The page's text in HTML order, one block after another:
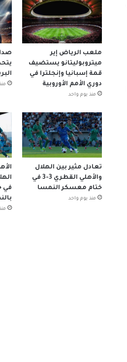
ملعب الرياض إير
ميتروبوليتانو يستضيف
قمة إسبانيا وإنجلترا في
دوري الأمم الأوروبية
منذ يوم واحد
تعادل مثير بين الهلال
والأهلي القطري 3-3 في
ختام معسكر النمسا
منذ يوم واحد
في